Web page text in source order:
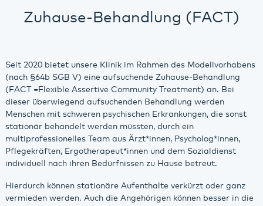
Zuhause-Behandlung (FACT)
Seit 2020 bietet unsere Klinik im Rahmen des Modellvorhabens
(nach §64b SGB V) eine aufsuchende Zuhause-Behandlung
(FACT =Flexible Assertive Community Treatment) an. Bei
dieser überwiegend aufsuchenden Behandlung werden
Menschen mit schweren psychischen Erkrankungen, die sonst
stationär behandelt werden müssten, durch ein
multiprofessionelles Team aus Ärzt*innen, Psycholog*innen,
Pflegekräften, Ergotherapeut*innen und dem Sozialdienst
individuell nach ihren Bedürfnissen zu Hause betreut.
Hierdurch können stationäre Aufenthalte verkürzt oder ganz
vermieden werden. Auch die Angehörigen können besser in die